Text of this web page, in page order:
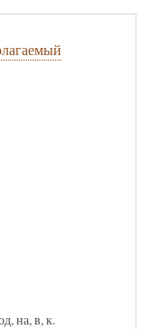
на, в, к.